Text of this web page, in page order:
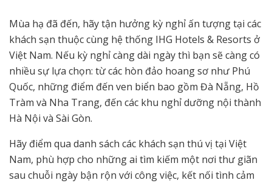
Mùa hạ đã đến, hãy tận hưởng kỳ nghỉ ấn tượng tại các
khách sạn thuộc cùng hệ thống IHG Hotels & Resorts ở
Việt Nam. Nếu kỳ nghỉ càng dài ngày thì bạn sẽ càng có
nhiều sự lựa chọn: từ các hòn đảo hoang sơ như Phú
Quốc, những điểm đến ven biển bao gồm Đà Nẵng, Hồ
Tràm và Nha Trang, đến các khu nghỉ dưỡng nội thành
Hà Nội và Sài Gòn.
Hãy điểm qua danh sách các khách sạn thú vị tại Việt
Nam, phù hợp cho những ai tìm kiếm một nơi thư giãn
sau chuỗi ngày bận rộn với công việc, kết nối tình cảm